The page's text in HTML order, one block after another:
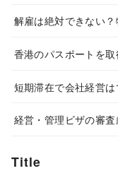
解雇は絶対できない
香港のパスポートを
短期滞在で会社経営
経営・管理ビザの審
Title